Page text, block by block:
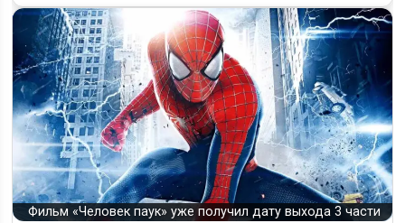
Фильм «Человек паук» уже получил дату выхода 3 части